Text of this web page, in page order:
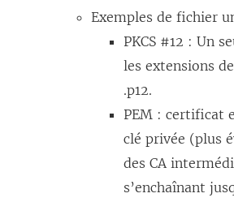
Exemples de fichier
PKCS #12 : Un
les extensions
.p12.
PEM : certificat
clé privée (plus
des CA
s’enchaînant